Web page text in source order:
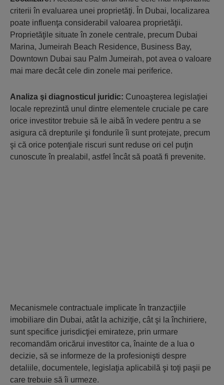
criterii în evaluarea unei proprietăţi. În Dubai, localizarea
poate influenţa considerabil valoarea proprietăţii.
Proprietăţile situate în zonele centrale, precum Dubai
Marina, Jumeirah Beach Residence, Business Bay,
Downtown Dubai sau Palm Jumeirah, pot avea o valoare
mai mare decât cele din zonele mai periferice.
Analiza şi diagnosticul juridic: Cunoaşterea legislaţiei
locale reprezintă unul dintre elementele cruciale pe care
orice investitor trebuie să le aibă în vedere pentru a se
asigura că drepturile şi fondurile îi sunt protejate, precum
şi că orice potenţiale riscuri sunt reduse ori cel puţin
cunoscute în prealabil, astfel încât să poată fi prevenite.
Mecanismele contractuale implicate în tranzacţiile
imobiliare din Dubai, atât la achiziţie, cât şi la închiriere,
sunt specifice jurisdicţiei emirateze, prin urmare
recomandăm oricărui investitor ca, înainte de a lua o
decizie, să se informeze de la profesionişti despre
detaliile, documentele, legislaţia aplicabilă şi toţi paşii pe
care trebuie să îi urmeze.